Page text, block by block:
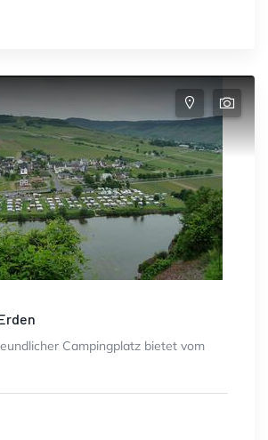
Campingplatz bietet vom